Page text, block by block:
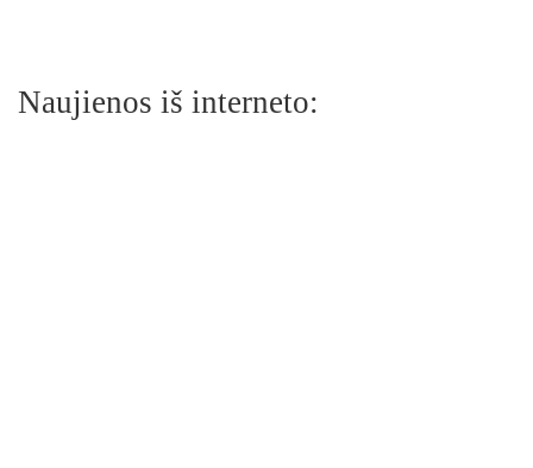
Naujienos iš interneto: